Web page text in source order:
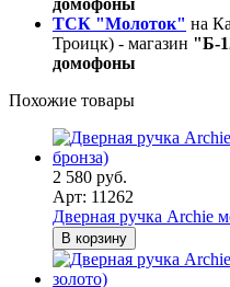
ТСК "Молоток" на
Троицк) - магазин "Б-
домофоны
Похожие товары
2 580 руб.
Арт: 11262
Дверная ручка Archie
В корзину